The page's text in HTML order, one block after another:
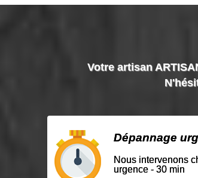
Votre artisan
Dépannage
Nous intervenons
urgence - 30 min